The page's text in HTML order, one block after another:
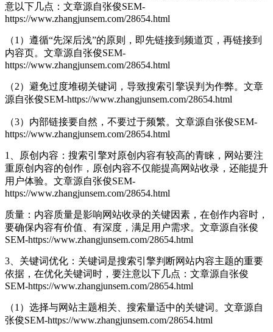
意以下几点： 文章源自张俊SEM-
https://www.zhangjunsem.com/28654.html
（1）遵循“先深后浅”的原则，即先链接到频道页，再链接到
内容页。 文章源自张俊SEM-
https://www.zhangjunsem.com/28654.html
（2）避免过度堆砌关键词，导致搜索引擎误判为作弊。 文章
源自张俊SEM-https://www.zhangjunsem.com/28654.html
（3）内部链接要自然，不要过于频繁。 文章源自张俊SEM-
https://www.zhangjunsem.com/28654.html
1、原创内容：搜索引擎对原创内容有较高的青睐，网站要注
重原创内容的创作，原创内容不仅能提高网站收录，还能提升
用户体验。 文章源自张俊SEM-
https://www.zhangjunsem.com/28654.html
质量：内容质量是影响网站收录的关键因素，在创作内容时，
要确保内容有价值、有深度，满足用户需求。 文章源自张俊
SEM-https://www.zhangjunsem.com/28654.html
3、关键词优化：关键词是搜索引擎判断网站内容主题的重要
依据，在优化关键词时，要注意以下几点： 文章源自张俊
SEM-https://www.zhangjunsem.com/28654.html
（1）选择与网站主题相关、搜索量适中的关键词。 文章源自
张俊SEM-https://www.zhangjunsem.com/28654.html